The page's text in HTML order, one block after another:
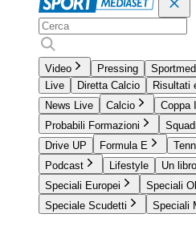
Video Pressing
Live
Diretta Calcio
Risultati
News Live
Calcio Coppa
Probabili Formazioni
Drive UP
Formula E
Podcast
Lifestyle
Un
Speciali Europei
Speciali
Speciale Scudetti
Speciali